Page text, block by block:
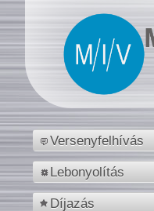
Versenyfelhívás
Lebonyolítás
Díjazás